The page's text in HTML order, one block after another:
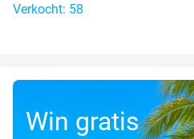
Verkocht: 58
Win gratis